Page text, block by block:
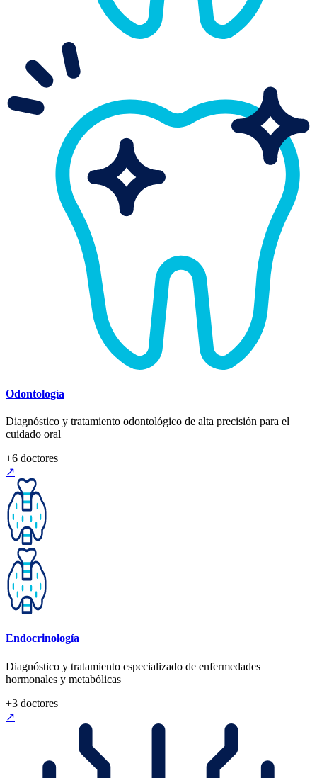
Odontología
Diagnóstico y tratamiento odontológico de alta precisión para el
cuidado oral
+6 doctores
↗
Endocrinología
Diagnóstico y tratamiento especializado de enfermedades
hormonales y metabólicas
+3 doctores
↗